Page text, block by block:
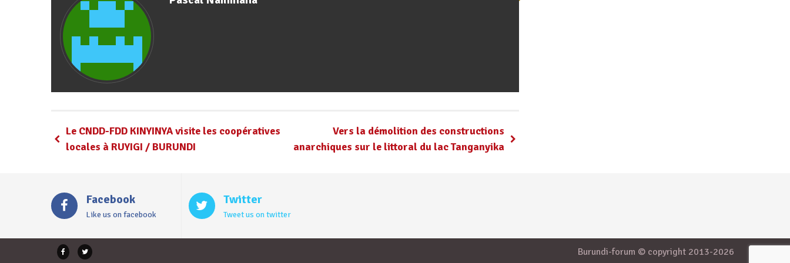
Le CNDD-FDD KINYINYA visite les coopératives
locales à RUYIGI / BURUNDI
Vers la démolition des constructions
anarchiques sur le littoral du lac Tanganyika
Facebook
Like us on facebook
Twitter
Tweet us on twitter
Burundi-forum © copyright 2013-2026